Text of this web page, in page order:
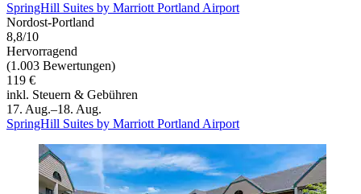
SpringHill Suites by Marriott Portland Airport
Nordost-Portland
8,8/10
Hervorragend
(1.003 Bewertungen)
119 €
inkl. Steuern & Gebühren
17. Aug.–18. Aug.
SpringHill Suites by Marriott Portland Airport